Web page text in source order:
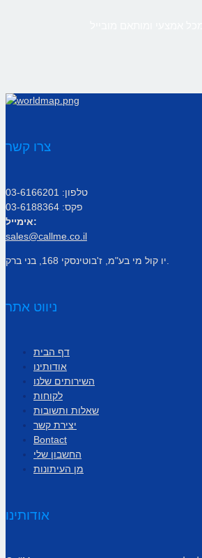
צרו קשר
טלפון: 03-6166201
פקס: 03-6188364
אימייל:
sales@callme.co.il
ניווט אתר
דף הבית
אודותינו
השירותים שלנו
לקוחות
שאלות ותשובות
יצירת קשר
Bontact
החשבון שלי
מן העיתונות
אודותינו